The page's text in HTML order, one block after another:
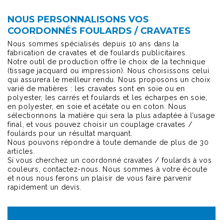
NOUS PERSONNALISONS VOS
COORDONNÉS FOULARDS / CRAVATES
Nous sommes spécialisés depuis 10 ans dans la
fabrication de cravates et de foulards publicitaires.
Notre outil de production offre le choix de la technique
(tissage jacquard ou impression). Nous choisissons celui
qui assurera le meilleur rendu. Nous proposons un choix
varié de matières : les cravates sont en soie ou en
polyester, les carrés et foulards et les écharpes en soie,
en polyester, en soie et acétate ou en coton. Nous
sélectionnons la matière qui sera la plus adaptée à l’usage
final, et vous pouvez choisir un couplage cravates /
foulards pour un résultat marquant.
Nous pouvons répondre à toute demande de plus de 30
articles.
Si vous cherchez un coordonné cravates / foulards à vos
couleurs, contactez-nous. Nous sommes à votre écoute
et nous nous ferons un plaisir de vous faire parvenir
rapidement un devis.